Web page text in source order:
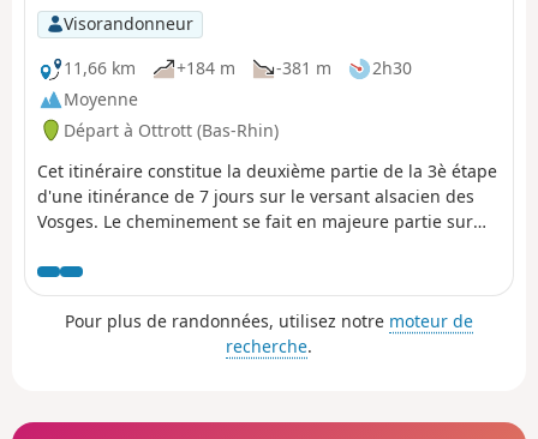
Visorandonneur
11,66 km
+184 m -381 m
2h30
Moyenne
Départ à Ottrott (Bas-Rhin)
Cet itinéraire constitue la deuxième partie de la 3è étape
d'une itinérance de 7 jours sur le versant alsacien des
Vosges. Le cheminement se fait en majeure partie sur
est constitué de plaquettes sur lesquelles figurent un
logo VTT Orange ou Rouge accompagné de la mention
TMV (Traversée du Massif Vosgien).
Pour plus de randonnées, utilisez notre moteur de
recherche.